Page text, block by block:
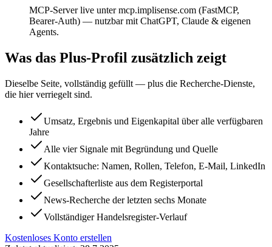
MCP-Server live unter mcp.implisense.com (FastMCP,
Bearer-Auth) — nutzbar mit ChatGPT, Claude & eigenen
Agents.
Was das Plus-Profil zusätzlich zeigt
Dieselbe Seite, vollständig gefüllt — plus die Recherche-Dienste,
die hier verriegelt sind.
Umsatz, Ergebnis und Eigenkapital über alle verfügbaren
Jahre
Alle vier Signale mit Begründung und Quelle
Kontaktsuche: Namen, Rollen, Telefon, E-Mail, LinkedIn
Gesellschafterliste aus dem Registerportal
News-Recherche der letzten sechs Monate
Vollständiger Handelsregister-Verlauf
Kostenloses Konto erstellen